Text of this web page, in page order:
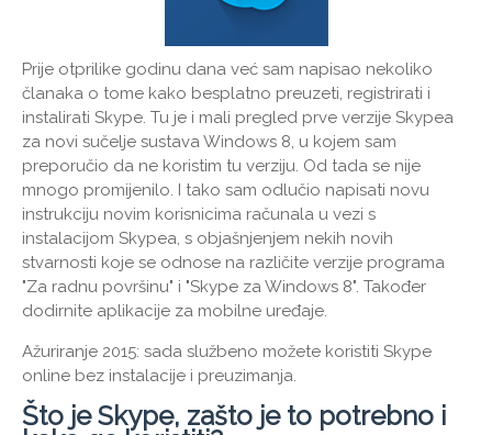
Prije otprilike godinu dana već sam napisao nekoliko
članaka o tome kako besplatno preuzeti, registrirati i
instalirati Skype. Tu je i mali pregled prve verzije Skypea
za novi sučelje sustava Windows 8, u kojem sam
preporučio da ne koristim tu verziju. Od tada se nije
mnogo promijenilo. I tako sam odlučio napisati novu
instrukciju novim korisnicima računala u vezi s
instalacijom Skypea, s objašnjenjem nekih novih
stvarnosti koje se odnose na različite verzije programa
"Za radnu površinu" i "Skype za Windows 8". Također
dodirnite aplikacije za mobilne uređaje.
Ažuriranje 2015: sada službeno možete koristiti Skype
online bez instalacije i preuzimanja.
Što je Skype, zašto je to potrebno i